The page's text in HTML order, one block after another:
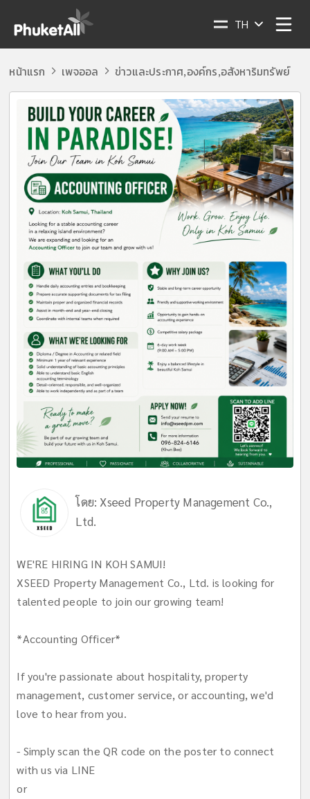
TH
หน้าแรก เพจออล ข่าวและประกาศ,องค์กร,อสังหาริมทรัพย์
โดย: Xseed Property Management Co.,
Ltd.
WE'RE HIRING IN KOH SAMUI!
XSEED Property Management Co., Ltd. is looking for
talented people to join our growing team!
*Accounting Officer*
If you're passionate about hospitality, property
management, customer service, or accounting, we'd
love to hear from you.
- Simply scan the QR code on the poster to connect
with us via LINE
or